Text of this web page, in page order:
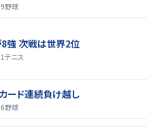
野球
強 次戦は世界2位
テニス
ード連続負け越し
野球